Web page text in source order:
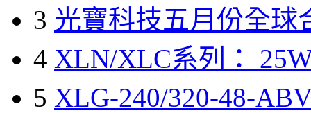
3 光寶科技五月份全球
4 XLN/XLC系列：
5 XLG-240/320-48-